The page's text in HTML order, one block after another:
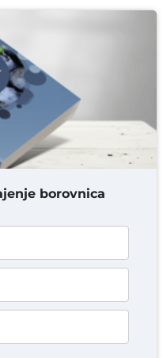
borovnica